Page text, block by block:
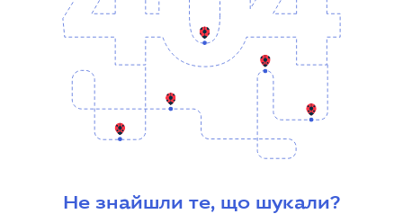
Не знайшли те, що шукали?